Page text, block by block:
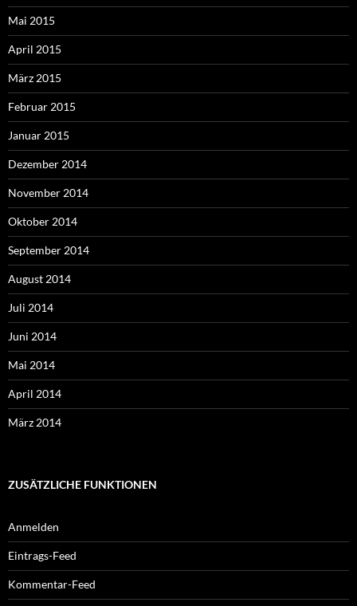
Mai 2015
April 2015
März 2015
Februar 2015
Januar 2015
Dezember 2014
November 2014
Oktober 2014
September 2014
August 2014
Juli 2014
Juni 2014
Mai 2014
April 2014
März 2014
ZUSÄTZLICHE FUNKTIONEN
Anmelden
Eintrags-Feed
Kommentar-Feed